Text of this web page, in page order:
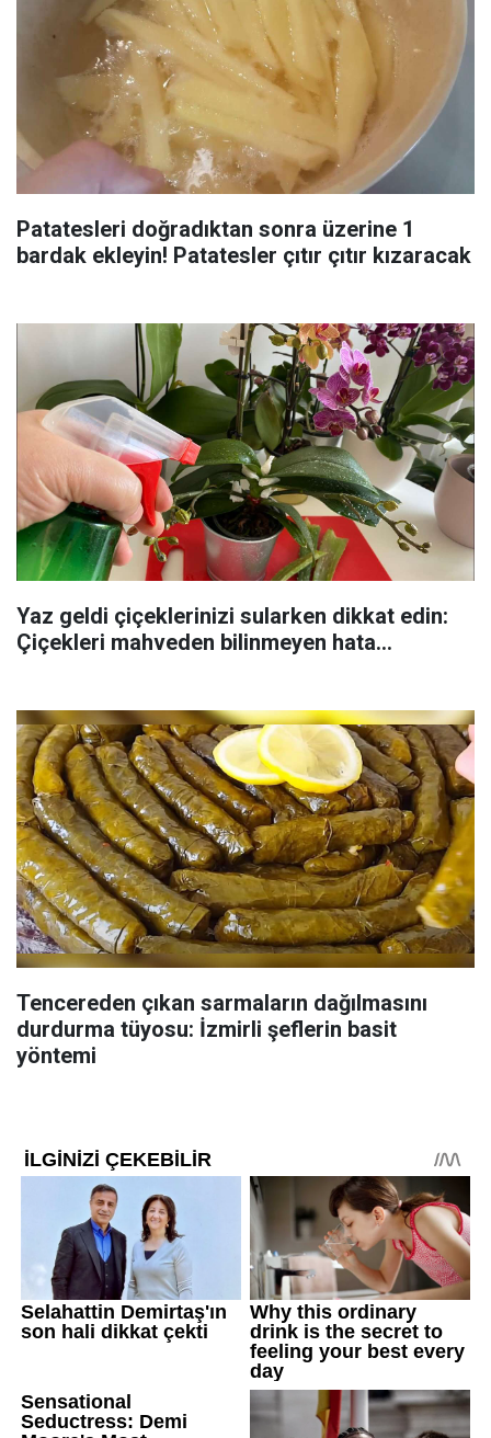
Patatesleri doğradıktan sonra üzerine 1
bardak ekleyin! Patatesler çıtır çıtır kızaracak
Yaz geldi çiçeklerinizi sularken dikkat edin:
Çiçekleri mahveden bilinmeyen hata...
Tencereden çıkan sarmaların dağılmasını
durdurma tüyosu: İzmirli şeflerin basit
yöntemi